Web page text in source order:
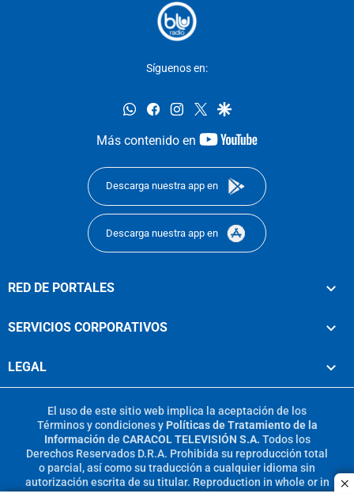
Síguenos en:
whatsappfacebookinstagram
twittergoogle
Más contenido en
youtube-
Descarga nuestra app en
Descarga nuestra app en
RED DE PORTALES
SERVICIOS CORPORATIVOS
LEGAL
El uso de este sitio web implica la aceptación de los
Términos y condicionesy Políticas de Tratamiento de la
Información de CARACOL TELEVISIÓN S.A. Todos los
Derechos Reservados D.R.A. Prohibida su reproducción total
o parcial, así como su traducción a cualquier idioma sin
autorización escrita de su titular. Reproduction in whole or in